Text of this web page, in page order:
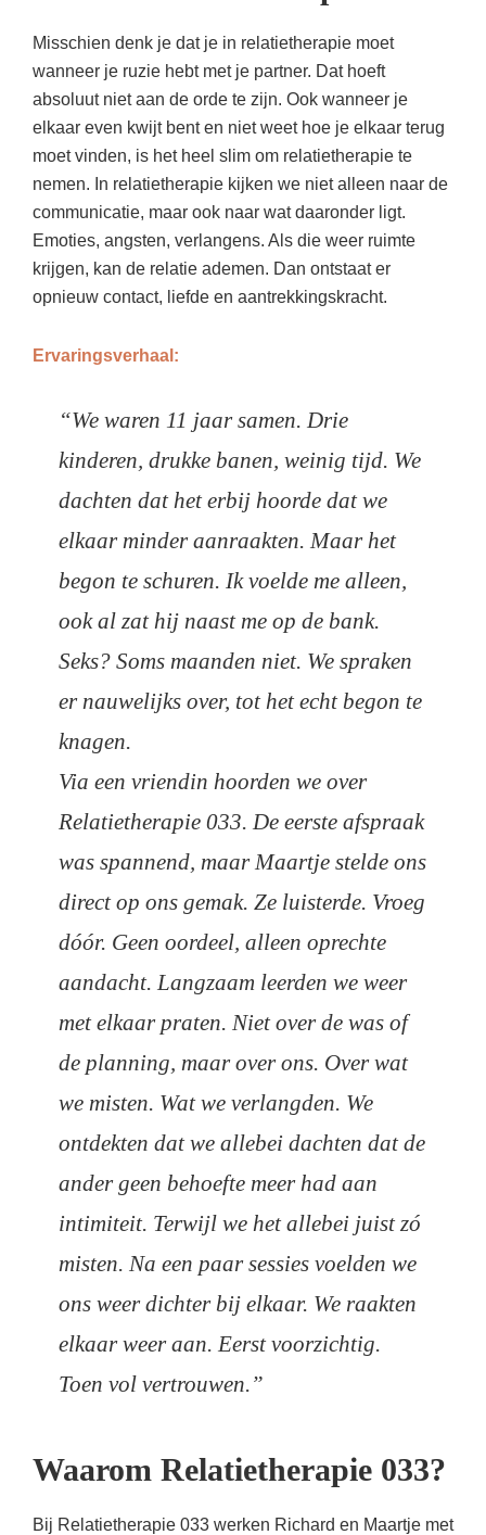
Misschien denk je dat je in relatietherapie moet
wanneer je ruzie hebt met je partner. Dat hoeft
absoluut niet aan de orde te zijn. Ook wanneer je
elkaar even kwijt bent en niet weet hoe je elkaar terug
moet vinden, is het heel slim om relatietherapie te
nemen. In relatietherapie kijken we niet alleen naar de
communicatie, maar ook naar wat daaronder ligt.
Emoties, angsten, verlangens. Als die weer ruimte
krijgen, kan de relatie ademen. Dan ontstaat er
opnieuw contact, liefde en aantrekkingskracht.
Ervaringsverhaal:
“We waren 11 jaar samen. Drie
kinderen, drukke banen, weinig tijd. We
dachten dat het erbij hoorde dat we
elkaar minder aanraakten. Maar het
begon te schuren. Ik voelde me alleen,
ook al zat hij naast me op de bank.
Seks? Soms maanden niet. We spraken
er nauwelijks over, tot het echt begon te
knagen.
Via een vriendin hoorden we over
Relatietherapie 033. De eerste afspraak
was spannend, maar Maartje stelde ons
direct op ons gemak. Ze luisterde. Vroeg
dóór. Geen oordeel, alleen oprechte
aandacht. Langzaam leerden we weer
met elkaar praten. Niet over de was of
de planning, maar over ons. Over wat
we misten. Wat we verlangden. We
ontdekten dat we allebei dachten dat de
ander geen behoefte meer had aan
intimiteit. Terwijl we het allebei juist zó
misten. Na een paar sessies voelden we
ons weer dichter bij elkaar. We raakten
elkaar weer aan. Eerst voorzichtig.
Toen vol vertrouwen.”
Waarom Relatietherapie 033?
Bij Relatietherapie 033 werken Richard en Maartje met